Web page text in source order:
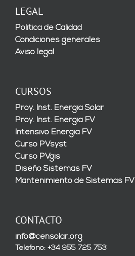
LEGAL
Política de Calidad
Condiciones generales
Aviso legal
CURSOS
Proy. Inst. Energía Solar
Proy. Inst. Energía FV
Intensivo Energía FV
Curso PVsyst
Curso PVgis
Diseño Sistemas FV
Mantenimiento de Sistemas FV
CONTACTO
info@censolar.org
Teléfono: +34 955 725 753